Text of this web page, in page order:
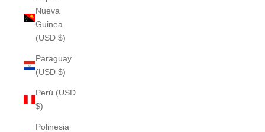
Nueva
Guinea
(USD $)
Paraguay
(USD $)
Perú (USD
$)
Polinesia